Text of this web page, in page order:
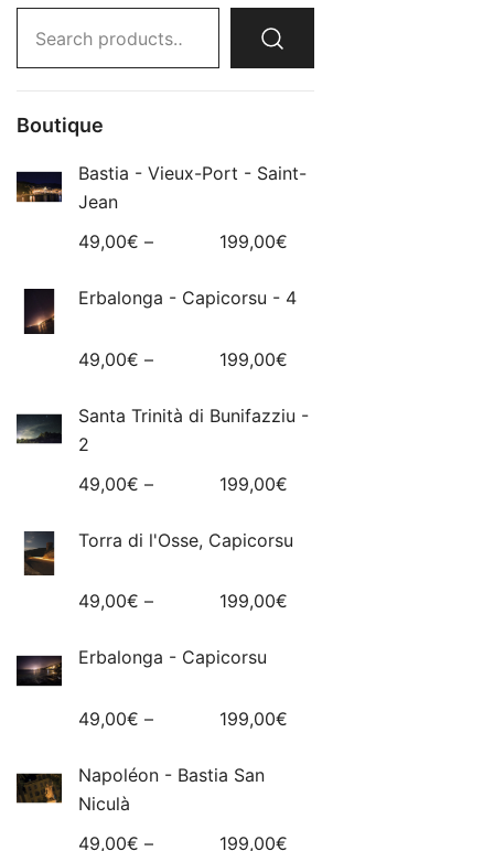
for:
Boutique
Bastia - Vieux-Port - Saint-
Jean
49,00€ – 199,00€
Erbalonga - Capicorsu - 4
49,00€ – 199,00€
Santa Trinità di Bunifazziu -
2
49,00€ – 199,00€
Torra di l'Osse, Capicorsu
49,00€ – 199,00€
Erbalonga - Capicorsu
49,00€ – 199,00€
Napoléon - Bastia San
Niculà
49,00€ – 199,00€